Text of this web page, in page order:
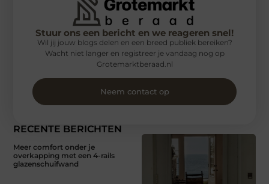
RECENTE BERICHTEN
Meer comfort onder je
overkapping met een 4-rails
glazenschuifwand
Stuur ons een bericht en we reageren snel!
Wil jij jouw blogs delen en een breed publiek bereiken?
Wacht niet langer en registreer je vandaag nog op
Grotemarktberaad.nl
Neem contact op